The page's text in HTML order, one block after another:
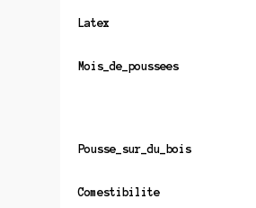
Latex
Mois_de_poussees
Pousse_sur_du_bois
Comestibilite